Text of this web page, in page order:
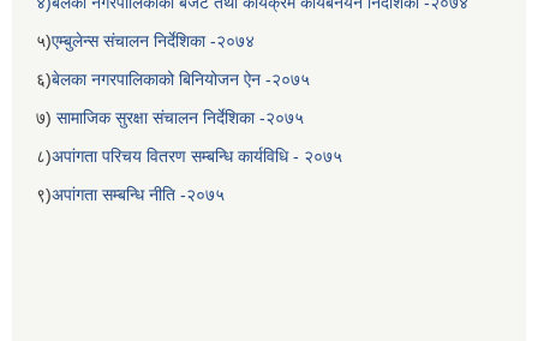
५)एम्बुलेन्स संचालन निर्देशिका -२०७४
६)बेलका नगरपालिकाको बिनियोजन ऐन -२०७५
७) सामाजिक सुरक्षा संचालन निर्देशिका -२०७५
८)अपांगता परिचय वितरण सम्बन्धि कार्यविधि - २०७५
९)अपांगता सम्बन्धि नीति -२०७५